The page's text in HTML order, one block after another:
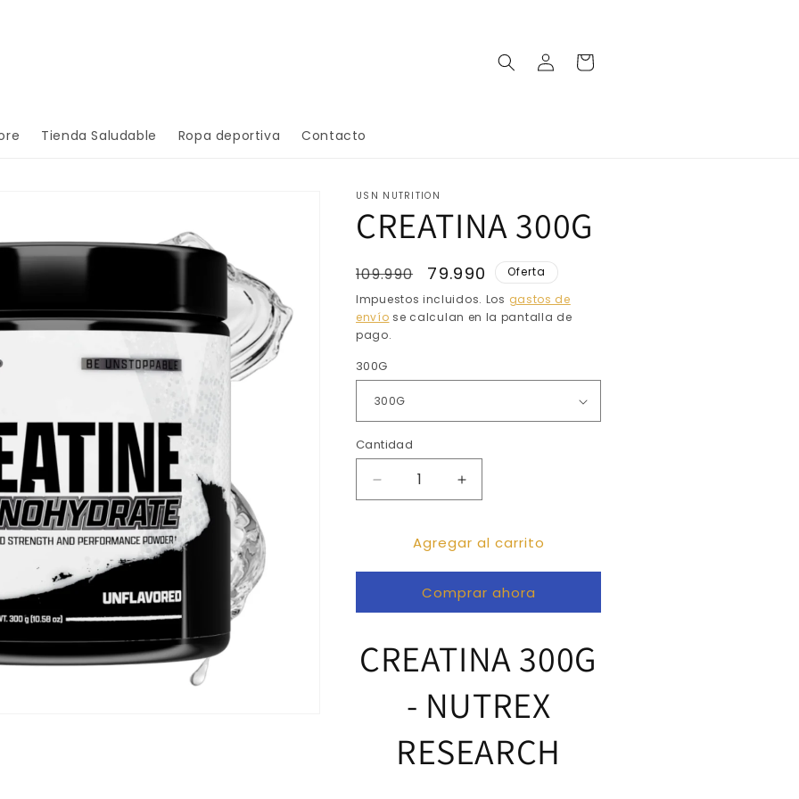
Tienda Saludable Ropa deportiva Contacto
Iniciar
sesión
Carrito
USN NUTRITION
CREATINA 300G
Precio
habitual
109.990
Precio
de
oferta
79.990
Oferta
Impuestos incluidos. Los gastos de
envío se calculan en la pantalla de
pago.
300G
Cantidad
Reducir
cantidad
CREATINA
Aumentar
cantidad
CREATINA
Agregar al carrito
Comprar ahora
CREATINA 300G
- NUTREX
RESEARCH